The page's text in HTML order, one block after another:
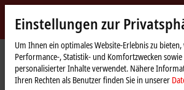
Beckhoff
-
New
Automation
Technology
StartseiteProdukte I/O Feldbus Box und IO-Link-
Einstellungen zur
Um Ihnen ein optimales Website-Erlebnis zu bieten,
Performance-, Statistik- und Komfortzwecken
personalisierter Inhalte verwendet. Nähere
Ihren Rechten als Benutzer finden Sie in unserer